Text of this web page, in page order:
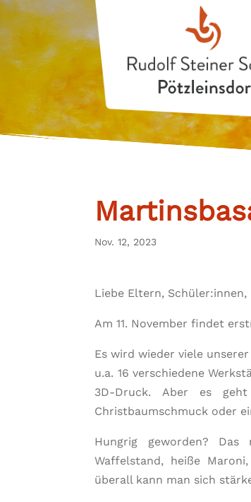
Nov. 12, 2023
Liebe Eltern,
Am 11. November findet
Es wird wieder viele
u.a. 16 verschiedene
3D-Druck. Aber es
Christbaumschmuck oder
Hungrig geworden? Das
Waffelstand, heiße
überall kann man sich